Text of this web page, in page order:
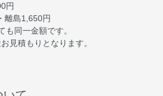
円
離島1,650円
同一金額です。
見積もりとなります。